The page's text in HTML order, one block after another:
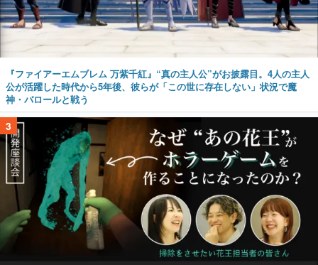
『ファイアーエムブレム 万紫千紅』“真の主人公”がお披露目。4人の主人
公が活躍した時代から5年後、彼らが「この世に存在しない」状況で魔
神・バロールと戦う
3